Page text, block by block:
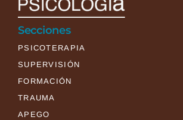
Secciones
PSICOTERAPIA
SUPERVISIÓN
FORMACIÓN
TRAUMA
APEGO